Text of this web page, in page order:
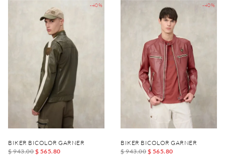
-40%
BIKER BICOLOR GARNER
$ 943.00 $ 565.80
-40%
BIKER BICOLOR GARNER
$ 943.00 $ 565.80